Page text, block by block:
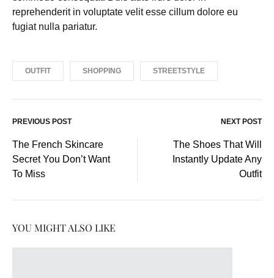
reprehenderit in voluptate velit esse cillum dolore eu
fugiat nulla pariatur.
OUTFIT SHOPPING STREETSTYLE
Post
navigation
PREVIOUS POST NEXT POST
The French Skincare
Secret You Don’t Want
To Miss
The Shoes That Will
Instantly Update Any
Outfit
YOU MIGHT ALSO LIKE